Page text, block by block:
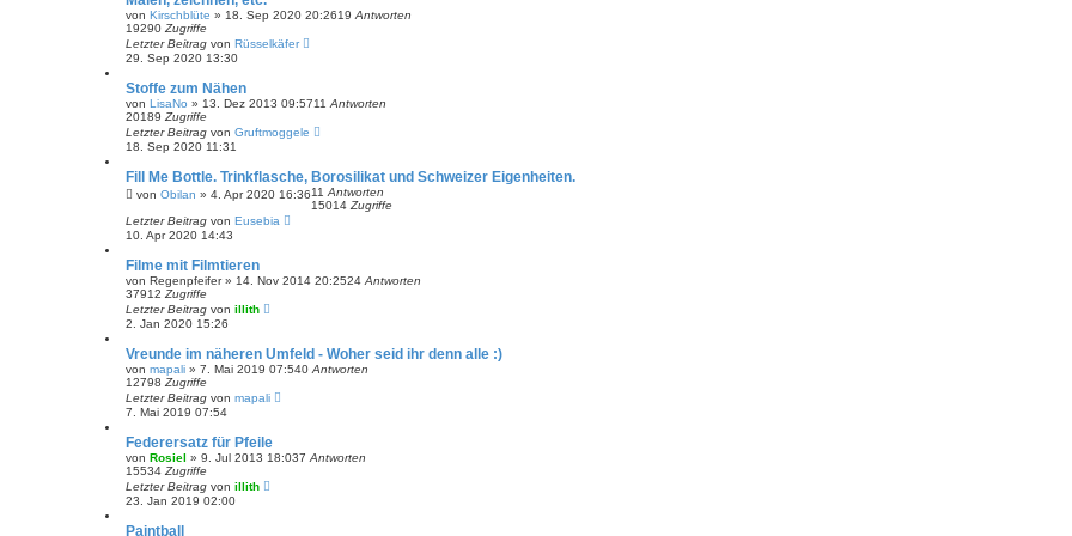
von Kirschblüte » 18. Sep 2020 20:2619 Antworten
19290 Zugriffe
Letzter Beitrag von Rüsselkäfer
29. Sep 2020 13:30
Stoffe zum Nähen
von LisaNo » 13. Dez 2013 09:5711 Antworten
20189 Zugriffe
Letzter Beitrag von Gruftmoggele
18. Sep 2020 11:31
Fill Me Bottle. Trinkflasche, Borosilikat und Schweizer Eigenheiten.
von Obilan » 4. Apr 2020 16:3611 Antworten
15014 Zugriffe
Letzter Beitrag von Eusebia
10. Apr 2020 14:43
Filme mit Filmtieren
von Regenpfeifer» 14. Nov 2014 20:2524 Antworten
37912 Zugriffe
Letzter Beitrag von illith
2. Jan 2020 15:26
Vreunde im näheren Umfeld - Woher seid ihr denn alle :)
von mapali » 7. Mai 2019 07:540 Antworten
12798 Zugriffe
Letzter Beitrag von mapali
7. Mai 2019 07:54
Federersatz für Pfeile
von Rosiel » 9. Jul 2013 18:037 Antworten
15534 Zugriffe
Letzter Beitrag von illith
23. Jan 2019 02:00
Paintball